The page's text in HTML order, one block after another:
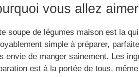
vous allez
soupe de légumes maison est la
simple à préparer,
envie de manger sainement. Les
est à la portée de tous,